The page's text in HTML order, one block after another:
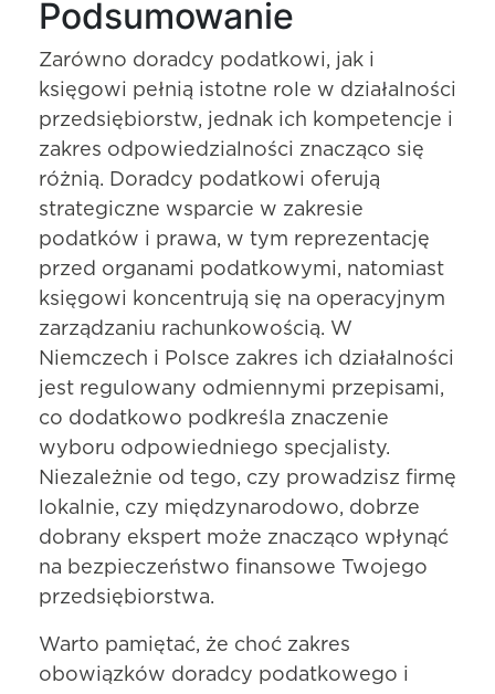
Podsumowanie
Zarówno doradcy podatkowi, jak i
księgowi pełnią istotne role w działalności
przedsiębiorstw, jednak ich kompetencje i
zakres odpowiedzialności znacząco się
różnią. Doradcy podatkowi oferują
strategiczne wsparcie w zakresie
podatków i prawa, w tym reprezentację
przed organami podatkowymi, natomiast
księgowi koncentrują się na operacyjnym
zarządzaniu rachunkowością. W
Niemczech i Polsce zakres ich działalności
jest regulowany odmiennymi przepisami,
co dodatkowo podkreśla znaczenie
wyboru odpowiedniego specjalisty.
Niezależnie od tego, czy prowadzisz firmę
lokalnie, czy międzynarodowo, dobrze
dobrany ekspert może znacząco wpłynąć
na bezpieczeństwo finansowe Twojego
przedsiębiorstwa.
Warto pamiętać, że choć zakres
obowiązków doradcy podatkowego i